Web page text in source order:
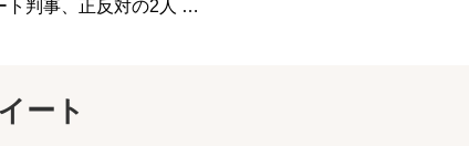
ト判事、正反対の2人 …
ート